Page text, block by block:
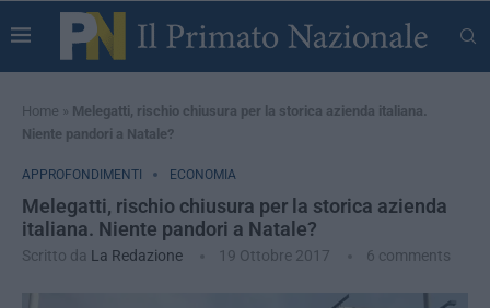
Home » Melegatti, rischio chiusura per la storica azienda italiana.
Niente pandori a Natale?
APPROFONDIMENTI ECONOMIA
Melegatti, rischio chiusura per la storica azienda
italiana. Niente pandori a Natale?
Scritto da La Redazione 19 Ottobre 2017 6 comments